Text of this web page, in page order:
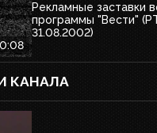
Рекламные заставки
программы "Вести"
31.08.2002)
КАНАЛА